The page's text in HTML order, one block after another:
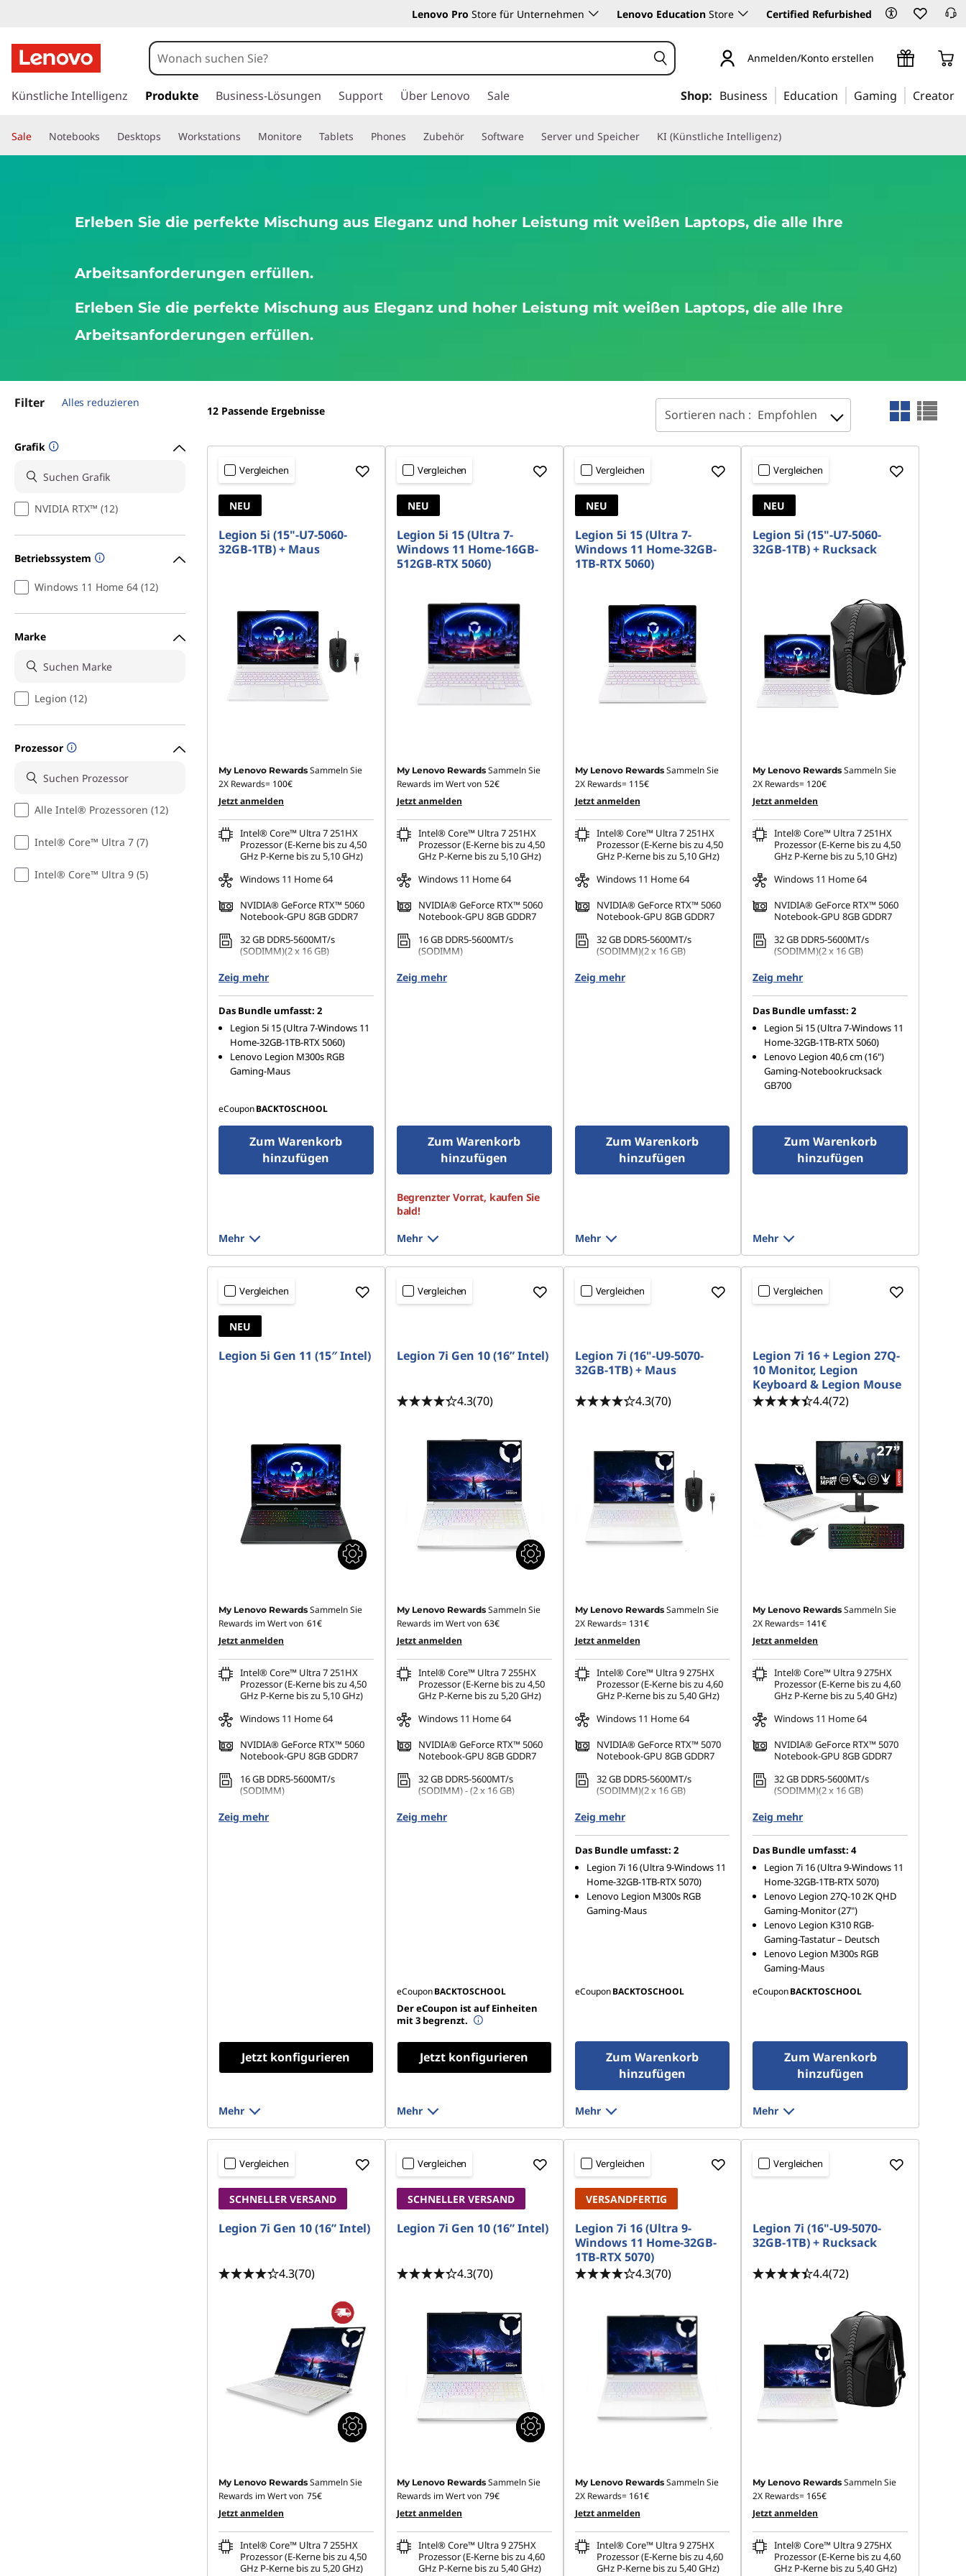
e
ß
e
–
N
Lenovo Pro Store für Unternehmen Lenovo Education Store Certified Refurbished
u
a
u
g
e
n
Anmelden/Konto erstellen
Künstliche Intelligenz Produkte Business-Lösungen Support Über Lenovo Sale Shop: Business Education Gaming Creator
Sale Notebooks Desktops Workstations Monitore Tablets Phones Zubehör Software Server und Speicher KI (Künstliche Intelligenz)
Erleben Sie die perfekte Mischung aus Eleganz und hoher Leistung mit weißen Laptops, die alle Ihre
Arbeitsanforderungen erfüllen.
Erleben Sie die perfekte Mischung aus Eleganz und hoher Leistung mit weißen Laptops, die alle Ihre
Arbeitsanforderungen erfüllen.
Filter Alles reduzieren
Grafik
NVIDIA RTX™ (12)
Betriebssystem
Windows 11 Home 64 (12)
Marke
Legion (12)
Prozessor
Alle Intel® Prozessoren (12)
Intel® Core™ Ultra 7 (7)
Intel® Core™ Ultra 9 (5)
12 Passende Ergebnisse Sortieren nach : Empfohlen
Vergleichen
NEU
Legion 5i (15"-U7-5060-
32GB-1TB) + Maus
My Lenovo Rewards Sammeln Sie
2X Rewards= 100€
Jetzt anmelden
Intel® Core™ Ultra 7 251HX
Prozessor (E-Kerne bis zu 4,50
GHz P-Kerne bis zu 5,10 GHz)
Windows 11 Home 64
NVIDIA® GeForce RTX™ 5060
Notebook-GPU 8GB GDDR7
32 GB DDR5-5600MT/s
(SODIMM)(2 x 16 GB)
1 TB SSD M.2 2242 PCIe 4.0 TLC
Zeig mehr
Das Bundle umfasst: 2
Legion 5i 15 (Ultra 7-Windows 11
Home-32GB-1TB-RTX 5060)
Lenovo Legion M300s RGB
Gaming-Maus
eCouponBACKTOSCHOOL
Zum Warenkorb
hinzufügen
Mehr
Vergleichen
NEU
Legion 5i 15 (Ultra 7-
Windows 11 Home-16GB-
512GB-RTX 5060)
My Lenovo Rewards Sammeln Sie
Rewards im Wert von 52€
Jetzt anmelden
Intel® Core™ Ultra 7 251HX
Prozessor (E-Kerne bis zu 4,50
GHz P-Kerne bis zu 5,10 GHz)
Windows 11 Home 64
NVIDIA® GeForce RTX™ 5060
Notebook-GPU 8GB GDDR7
16 GB DDR5-5600MT/s
(SODIMM)
512 GB SSD M.2 2242 PCIe 4.0
TLC
Zeig mehr
Zum Warenkorb
hinzufügen
Begrenzter Vorrat, kaufen Sie
bald!
Mehr
Vergleichen
NEU
Legion 5i 15 (Ultra 7-
Windows 11 Home-32GB-
1TB-RTX 5060)
My Lenovo Rewards Sammeln Sie
2X Rewards= 115€
Jetzt anmelden
Intel® Core™ Ultra 7 251HX
Prozessor (E-Kerne bis zu 4,50
GHz P-Kerne bis zu 5,10 GHz)
Windows 11 Home 64
NVIDIA® GeForce RTX™ 5060
Notebook-GPU 8GB GDDR7
32 GB DDR5-5600MT/s
(SODIMM)(2 x 16 GB)
1 TB SSD M.2 2242 PCIe 4.0 TLC
Zeig mehr
Zum Warenkorb
hinzufügen
Mehr
Vergleichen
NEU
Legion 5i (15"-U7-5060-
32GB-1TB) + Rucksack
My Lenovo Rewards Sammeln Sie
2X Rewards= 120€
Jetzt anmelden
Intel® Core™ Ultra 7 251HX
Prozessor (E-Kerne bis zu 4,50
GHz P-Kerne bis zu 5,10 GHz)
Windows 11 Home 64
NVIDIA® GeForce RTX™ 5060
Notebook-GPU 8GB GDDR7
32 GB DDR5-5600MT/s
(SODIMM)(2 x 16 GB)
1 TB SSD M.2 2242 PCIe 4.0 TLC
Zeig mehr
Das Bundle umfasst: 2
Legion 5i 15 (Ultra 7-Windows 11
Home-32GB-1TB-RTX 5060)
Lenovo Legion 40,6 cm (16")
Gaming-Notebookrucksack
GB700
Zum Warenkorb
hinzufügen
Mehr
Vergleichen
NEU
Legion 5i Gen 11 (15″ Intel)
My Lenovo Rewards Sammeln Sie
Rewards im Wert von 61€
Jetzt anmelden
Intel® Core™ Ultra 7 251HX
Prozessor (E-Kerne bis zu 4,50
GHz P-Kerne bis zu 5,10 GHz)
Windows 11 Home 64
NVIDIA® GeForce RTX™ 5060
Notebook-GPU 8GB GDDR7
16 GB DDR5-5600MT/s
(SODIMM)
512 GB SSD M.2 2242 PCIe 4.0
TLC
Zeig mehr
Jetzt konfigurieren
Mehr
Vergleichen
Legion 7i Gen 10 (16” Intel)
4.3(70)
My Lenovo Rewards Sammeln Sie
Rewards im Wert von 63€
Jetzt anmelden
Intel® Core™ Ultra 7 255HX
Prozessor (E-Kerne bis zu 4,50
GHz P-Kerne bis zu 5,20 GHz)
Windows 11 Home 64
NVIDIA® GeForce RTX™ 5060
Notebook-GPU 8GB GDDR7
32 GB DDR5-5600MT/s
(SODIMM) - (2 x 16 GB)
1 TB SSD M.2 2242 PCIe 4.0 TLC
Zeig mehr
eCouponBACKTOSCHOOL
Der eCoupon ist auf Einheiten
mit 3 begrenzt.
Jetzt konfigurieren
Mehr
Vergleichen
Legion 7i (16"-U9-5070-
32GB-1TB) + Maus
4.3(70)
My Lenovo Rewards Sammeln Sie
2X Rewards= 131€
Jetzt anmelden
Intel® Core™ Ultra 9 275HX
Prozessor (E-Kerne bis zu 4,60
GHz P-Kerne bis zu 5,40 GHz)
Windows 11 Home 64
NVIDIA® GeForce RTX™ 5070
Notebook-GPU 8GB GDDR7
32 GB DDR5-5600MT/s
(SODIMM)(2 x 16 GB)
1 TB SSD M.2 2242 PCIe 4.0 TLC
Zeig mehr
Das Bundle umfasst: 2
Legion 7i 16 (Ultra 9-Windows 11
Home-32GB-1TB-RTX 5070)
Lenovo Legion M300s RGB
Gaming-Maus
eCoupon BACKTOSCHOOL
Zum Warenkorb
hinzufügen
Mehr
Vergleichen
Legion 7i 16 + Legion 27Q-
10 Monitor, Legion
Keyboard & Legion Mouse
4.4(72)
My Lenovo Rewards Sammeln Sie
2X Rewards= 141€
Jetzt anmelden
Intel® Core™ Ultra 9 275HX
Prozessor (E-Kerne bis zu 4,60
GHz P-Kerne bis zu 5,40 GHz)
Windows 11 Home 64
NVIDIA® GeForce RTX™ 5070
Notebook-GPU 8GB GDDR7
32 GB DDR5-5600MT/s
(SODIMM)(2 x 16 GB)
1 TB SSD M.2 2242 PCIe 4.0 TLC
Zeig mehr
Das Bundle umfasst: 4
Legion 7i 16 (Ultra 9-Windows 11
Home-32GB-1TB-RTX 5070)
Lenovo Legion 27Q-10 2K QHD
Gaming-Monitor (27")
Lenovo Legion K310 RGB-
Gaming-Tastatur – Deutsch
Lenovo Legion M300s RGB
Gaming-Maus
eCouponBACKTOSCHOOL
Zum Warenkorb
hinzufügen
Mehr
Vergleichen
SCHNELLER VERSAND
Legion 7i Gen 10 (16” Intel)
4.3(70)
My Lenovo Rewards Sammeln Sie
Rewards im Wert von 75€
Jetzt anmelden
Intel® Core™ Ultra 7 255HX
Prozessor (E-Kerne bis zu 4,50
GHz P-Kerne bis zu 5,20 GHz)
Vergleichen
SCHNELLER VERSAND
Legion 7i Gen 10 (16” Intel)
4.3(70)
My Lenovo Rewards Sammeln Sie
Rewards im Wert von 79€
Jetzt anmelden
Intel® Core™ Ultra 9 275HX
Prozessor (E-Kerne bis zu 4,60
GHz P-Kerne bis zu 5,40 GHz)
Vergleichen
VERSANDFERTIG
Legion 7i 16 (Ultra 9-
Windows 11 Home-32GB-
1TB-RTX 5070)
4.3(70)
My Lenovo Rewards Sammeln Sie
2X Rewards= 161€
Jetzt anmelden
Intel® Core™ Ultra 9 275HX
Prozessor (E-Kerne bis zu 4,60
GHz P-Kerne bis zu 5,40 GHz)
Vergleichen
Legion 7i (16"-U9-5070-
32GB-1TB) + Rucksack
4.4(72)
My Lenovo Rewards Sammeln Sie
2X Rewards= 165€
Jetzt anmelden
Intel® Core™ Ultra 9 275HX
Prozessor (E-Kerne bis zu 4,60
GHz P-Kerne bis zu 5,40 GHz)